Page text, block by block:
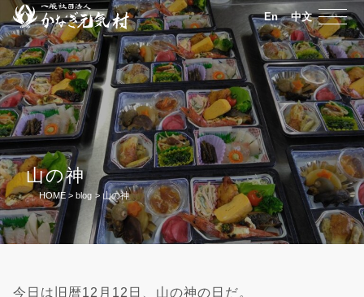
En 中文
山の神
HOME > blog > 山の神
今日は旧暦12月12日、山の神の日だ。